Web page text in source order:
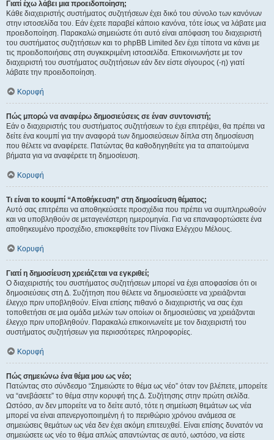
Γιατί έχω λάβει μια προειδοποίηση;
Κάθε διαχειριστής συστήματος συζητήσεων έχει δικό του σύνολο των κανόνων
στην ιστοσελίδα του. Εάν έχετε παραβεί κάποιο κανόνα, τότε ίσως να λάβατε μια
προειδοποίηση. Παρακαλώ σημειώστε ότι αυτό είναι απόφαση του διαχειριστή
του συστήματος συζητήσεων και το phpBB Limited δεν έχει τίποτα να κάνει με
τις προειδοποιήσεις στη συγκεκριμένη ιστοσελίδα. Επικοινωνήστε με τον
διαχειριστή του συστήματος συζητήσεων εάν δεν είστε σίγουρος (-η) γιατί
λάβατε την προειδοποίηση.
Κορυφή
Πώς μπορώ να αναφέρω δημοσιεύσεις σε έναν συντονιστή;
Εάν ο διαχειριστής του συστήματος συζητήσεων το έχει επιτρέψει, θα πρέπει να
δείτε ένα κουμπί για την αναφορά των δημοσιεύσεων δίπλα στη δημοσίευση
που θέλετε να αναφέρετε. Πατώντας θα καθοδηγηθείτε για τα απαιτούμενα
βήματα για να αναφέρετε τη δημοσίευση.
Κορυφή
Τι είναι το κουμπί “Αποθήκευση” στη δημοσίευση θέματος;
Αυτό σας επιτρέπει να αποθηκεύσετε προσχέδια που πρέπει να συμπληρωθούν
και να υποβληθούν σε μεταγενέστερη ημερομηνία. Για να επαναφορτώσετε ένα
αποθηκευμένο προσχέδιο, επισκεφθείτε τον Πίνακα Ελέγχου Μέλους.
Κορυφή
Γιατί η δημοσίευση χρειάζεται να εγκριθεί;
Ο διαχειριστής του συστήματος συζητήσεων μπορεί να έχει αποφασίσει ότι οι
δημοσιεύσεις στη Δ. Συζήτηση που θέλετε να δημοσιεύσετε να χρειάζονται
έλεγχο πριν υποβληθούν. Είναι επίσης πιθανό ο διαχειριστής να σας έχει
τοποθετήσει σε μια ομάδα μελών των οποίων οι δημοσιεύσεις να χρειάζονται
έλεγχο πριν υποβληθούν. Παρακαλώ επικοινωνείτε με τον διαχειριστή του
συστήματος συζητήσεων για περισσότερες πληροφορίες.
Κορυφή
Πώς σημειώνω ένα θέμα μου ως νέο;
Πατώντας στο σύνδεσμο “Σημειώστε το θέμα ως νέο” όταν τον βλέπετε, μπορείτε
να “ανεβάσετε” το θέμα στην κορυφή της Δ. Συζήτησης στην πρώτη σελίδα.
Ωστόσο, αν δεν μπορείτε να το δείτε αυτό, τότε η σημείωση θεμάτων ως νέα
μπορεί να είναι απενεργοποιημένη ή το περιθώριο χρόνου ανάμεσα σε
σημειώσεις θεμάτων ως νέα δεν έχει ακόμη επιτευχθεί. Είναι επίσης δυνατόν να
σημειώσετε ως νέο το θέμα απλώς απαντώντας σε αυτό, ωστόσο, να είστε